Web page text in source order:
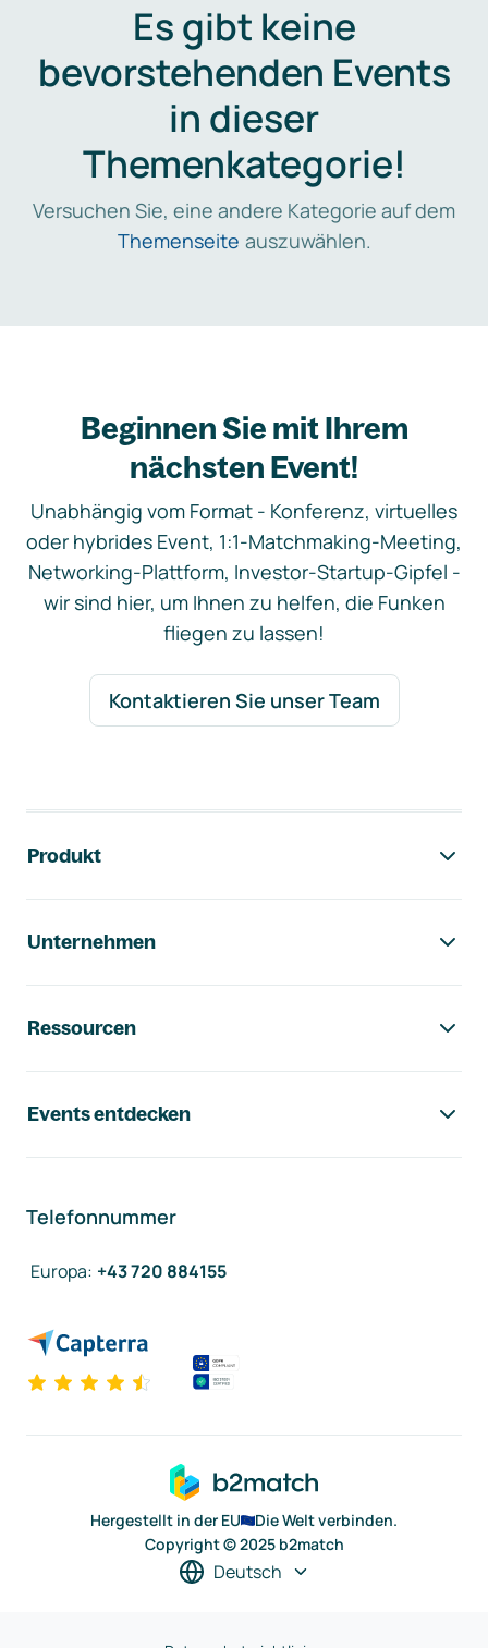
Es gibt keine
bevorstehenden Events
in dieser
Themenkategorie!
Versuchen Sie, eine andere Kategorie auf dem
Themenseite auszuwählen.
Beginnen Sie mit Ihrem
nächsten Event!
Unabhängig vom Format - Konferenz, virtuelles
oder hybrides Event, 1:1-Matchmaking-Meeting,
Networking-Plattform, Investor-Startup-Gipfel -
wir sind hier, um Ihnen zu helfen, die Funken
fliegen zu lassen!
Kontaktieren Sie unser Team
Produkt
Unternehmen
Ressourcen
Events entdecken
Telefonnummer
Europa: +43 720 884155
Hergestellt in der EU
Die Welt verbinden.
Copyright © 2025 b2match
Deutsch